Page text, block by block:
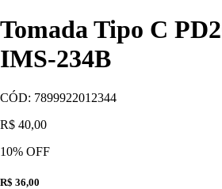
Tomada Tipo C
IMS-234B
CÓD: 7899922012344
R$ 40,00
10% OFF
R$ 36,00